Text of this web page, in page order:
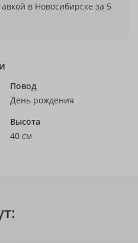
в Новосибирске за 5
Повод
День рождения
Высота
40 см